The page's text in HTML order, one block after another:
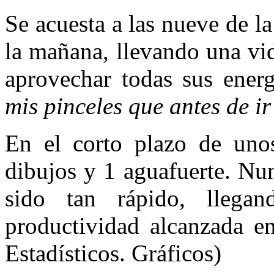
Se acuesta a las nueve de
la mañana, llevando una
aprovechar todas sus
mis pinceles que antes de
En el corto plazo de
dibujos y 1 aguafuerte.
sido tan rápido,
productividad alcanzada
Estadísticos. Gráficos)